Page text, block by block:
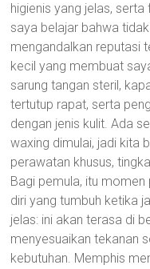
higienis yang jelas,
saya belajar bahwa
mengandalkan reputasi
kecil yang membuat
sarung tangan steril,
tertutup rapat, serta
dengan jenis kulit. Ada
waxing dimulai, jadi kita
perawatan khusus,
Bagi pemula, itu
diri yang tumbuh ketika
jelas: ini akan terasa di
menyesuaikan tekanan
kebutuhan. Memphis